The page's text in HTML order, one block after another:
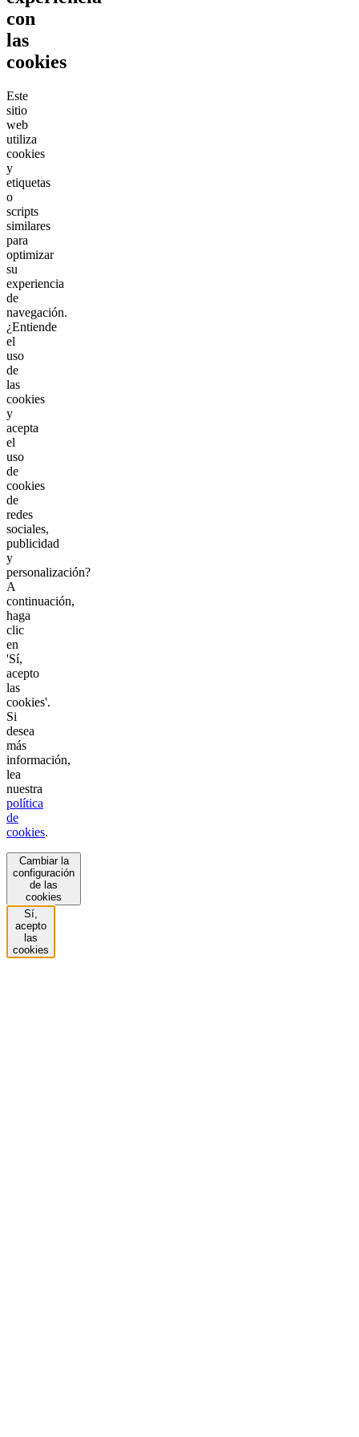
con
las
cookies
Este
sitio
web
utiliza
cookies
y
etiquetas
o
scripts
similares
para
optimizar
su
experiencia
de
navegación.
¿Entiende
el
uso
de
las
cookies
y
acepta
el
uso
de
cookies
de
redes
sociales,
publicidad
y
personalización?
A
continuación,
haga
clic
en
'Sí,
acepto
las
cookies'.
Si
desea
más
información,
lea
nuestra
política
de
cookies.
Cambiar la
configuración
de las
cookies
Sí,
acepto
las
cookies